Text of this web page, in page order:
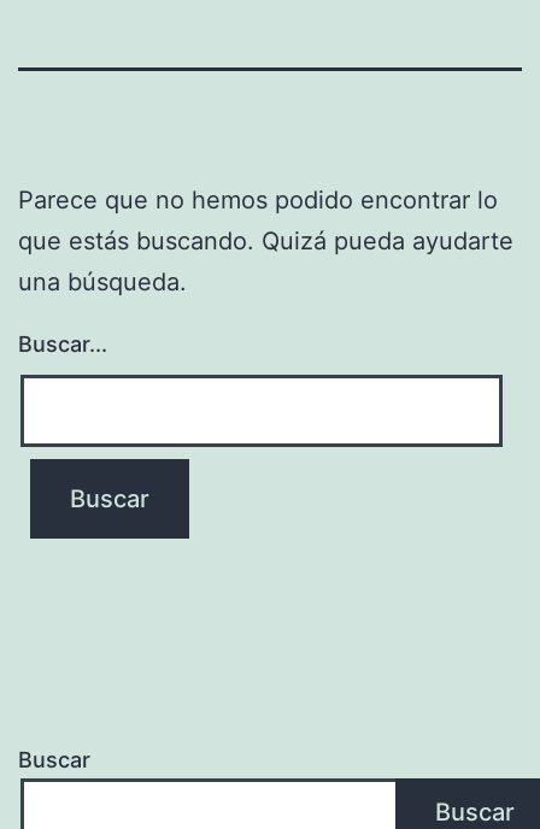
Parece que no hemos podido encontrar lo
que estás buscando. Quizá pueda ayudarte
una búsqueda.
Buscar...
Buscar
Buscar